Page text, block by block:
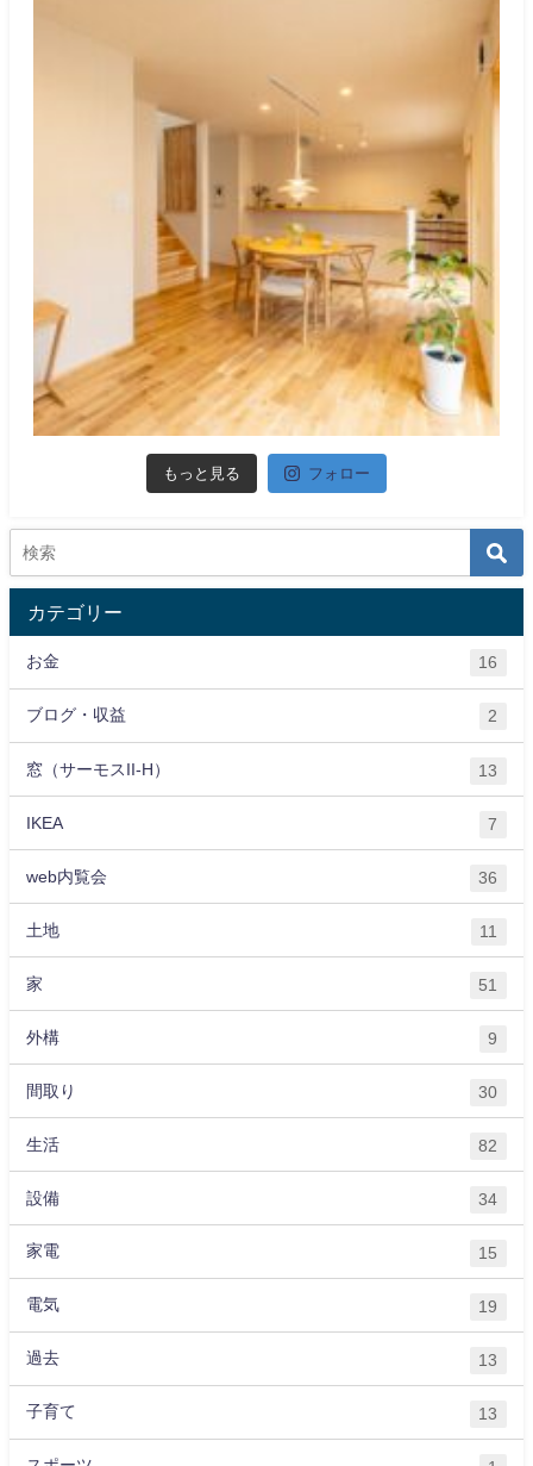
もっと見る フォロー
カテゴリー
お金 16
ブログ・収益 2
窓（サーモスII-H） 13
IKEA 7
web内覧会 36
土地 11
家 51
外構 9
間取り 30
生活 82
設備 34
家電 15
電気 19
過去 13
子育て 13